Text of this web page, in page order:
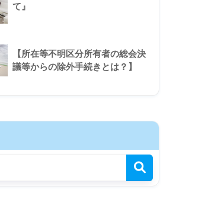
て』
【所在等不明区分所有者の総会決
議等からの除外手続きとは？】